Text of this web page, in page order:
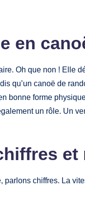
en
Oh que non ! Elle
qu’un canoë de
bonne forme
un rôle. Un
et
chiffres. La